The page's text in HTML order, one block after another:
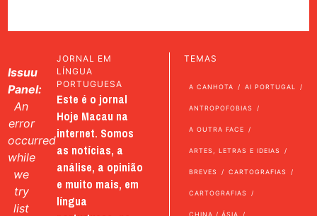
Issuu
Panel:
An
error
occurred
while
we
try
list
JORNAL EM
LÍNGUA
PORTUGUESA
Este é o jornal
Hoje Macau na
internet. Somos
as notícias, a
análise, a opinião
e muito mais, em
língua
TEMAS
A CANHOTA AI PORTUGAL
ANTROPOFOBIAS
A OUTRA FACE
ARTES, LETRAS E IDEIAS
BREVES CARTOGRAFIAS
CARTOGRAFIAS
CHINA / ÁSIA